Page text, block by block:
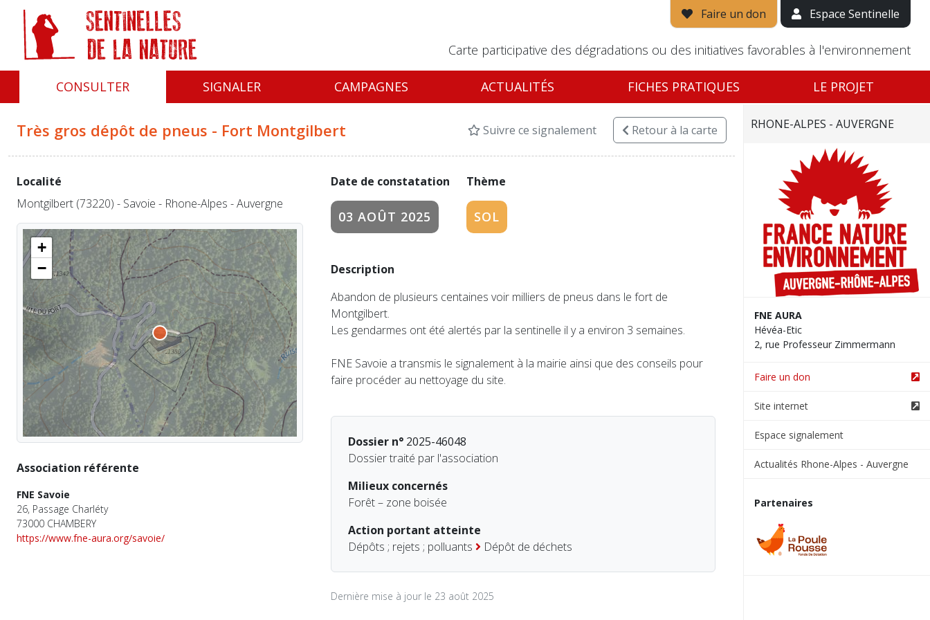
Faire un don Espace Sentinelle
Carte participative des dégradations ou des initiatives favorables à l'environnement
CONSULTER SIGNALER CAMPAGNES ACTUALITÉS FICHES PRATIQUES LE PROJET
Très gros dépôt de pneus - Fort Montgilbert Suivre ce signalement Retourà la carte
Date de constatation
03 AOÛT 2025
Thème
SOL
Description
Abandon de plusieurs centaines voir milliers de pneus dans le fort de
Montgilbert.
Les gendarmes ont été alertés par la sentinelle il y a environ 3 semaines.
FNE Savoie a transmis le signalement à la mairie ainsi que des conseils pour
faire procéder au nettoyage du site.
Dossier n°2025-46048
Dossier traité par l'association
Milieux concernés
Forêt – zone boisée
Action portant atteinte
Dépôts ; rejets ; polluants
Dépôt de déchets
Dernière mise à jour le 23 août 2025
Localité
Montgilbert (73220) - Savoie - Rhone-Alpes - Auvergne
+
−
Association référente
FNE Savoie
26, Passage Charléty
73000 CHAMBERY
https://www.fne-aura.org/savoie/
RHONE-ALPES - AUVERGNE
FNE AURA
Hévéa-Etic
2, rue Professeur Zimmermann
Faire un don
Site internet
Espace signalement
Actualités Rhone-Alpes - Auvergne
Partenaires
Panneau de gestion des cookies